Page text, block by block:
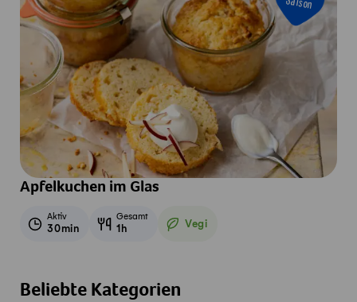
Apfelkuchen im Glas
Aktiv
30min
Gesamt
1h Vegi
Vegetarisch
Beliebte Kategorien